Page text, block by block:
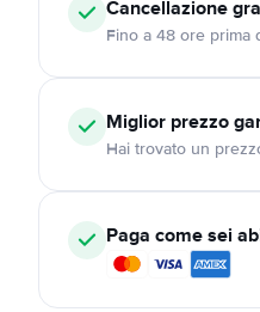
Cancellazione
Fino a 48 ore prima
Miglior prezzo
Hai trovato un
Paga come sei